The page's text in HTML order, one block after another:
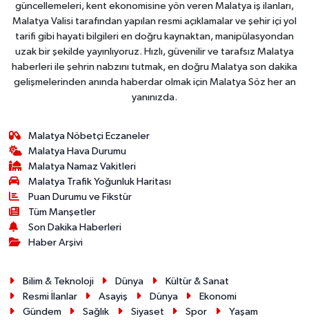
güncellemeleri, kent ekonomisine yön veren Malatya iş ilanları,
Malatya Valisi tarafından yapılan resmi açıklamalar ve şehir içi yol
tarifi gibi hayati bilgileri en doğru kaynaktan, manipülasyondan
uzak bir şekilde yayınlıyoruz. Hızlı, güvenilir ve tarafsız Malatya
haberleri ile şehrin nabzını tutmak, en doğru Malatya son dakika
gelişmelerinden anında haberdar olmak için Malatya Söz her an
yanınızda.
Malatya Nöbetçi Eczaneler
Malatya Hava Durumu
Malatya Namaz Vakitleri
Malatya Trafik Yoğunluk Haritası
Puan Durumu ve Fikstür
Tüm Manşetler
Son Dakika Haberleri
Haber Arşivi
Bilim & Teknoloji Dünya
Kültür & Sanat
Resmi İlanlar
Asayiş Dünya
Ekonomi
Gündem
Sağlık Siyaset Spor Yaşam